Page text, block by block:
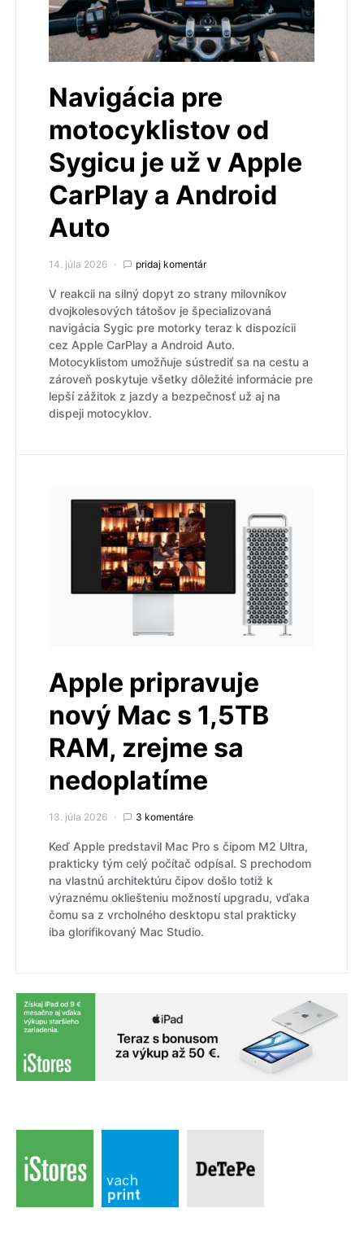
Navigácia pre
motocyklistov od
Sygicu je už v Apple
CarPlay a Android
Auto
14. júla 2026 pridaj komentár
V reakcii na silný dopyt zo strany milovníkov
dvojkolesových tátošov je špecializovaná
navigácia Sygic pre motorky teraz k dispozícii
cez Apple CarPlay a Android Auto.
Motocyklistom umožňuje sústrediť sa na cestu a
zároveň poskytuje všetky dôležité informácie pre
lepší zážitok z jazdy a bezpečnosť už aj na
dispeji motocyklov.
Apple pripravuje
nový Mac s 1,5TB
RAM, zrejme sa
nedoplatíme
13. júla 2026 3 komentáre
Keď Apple predstavil Mac Pro s čipom M2 Ultra,
prakticky tým celý počítač odpísal. S prechodom
na vlastnú architektúru čipov došlo totiž k
výraznému okliešteniu možností upgradu, vďaka
čomu sa z vrcholného desktopu stal prakticky
iba glorifikovaný Mac Studio.